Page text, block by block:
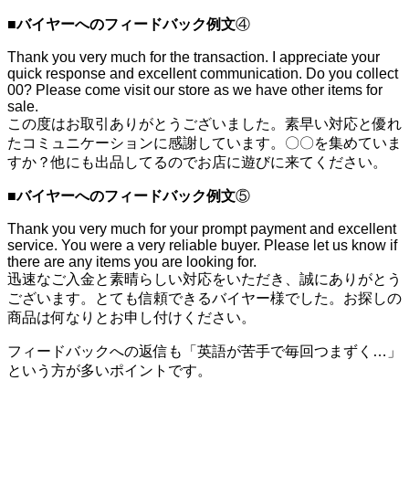
■バイヤーへのフィードバック例文④
Thank you very much for the transaction. I appreciate your
quick response and excellent communication. Do you collect
00? Please come visit our store as we have other items for
sale.
この度はお取引ありがとうございました。素早い対応と優れ
たコミュニケーションに感謝しています。〇〇を集めていま
すか？他にも出品してるのでお店に遊びに来てください。
■バイヤーへのフィードバック例文⑤
Thank you very much for your prompt payment and excellent
service. You were a very reliable buyer. Please let us know if
there are any items you are looking for.
迅速なご入金と素晴らしい対応をいただき、誠にありがとう
ございます。とても信頼できるバイヤー様でした。お探しの
商品は何なりとお申し付けください。
フィードバックへの返信も「英語が苦手で毎回つまずく…」
という方が多いポイントです。